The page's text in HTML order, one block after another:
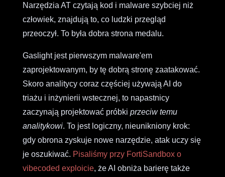
Narzędzia AT czytają kod i malware szybciej niż
człowiek, znajdują to, co ludzki przegląd
przeoczył. To była dobra strona medalu.
Gaslight jest pierwszym malware'em
zaprojektowanym, by tę dobrą stronę zaatakować.
Skoro analitycy coraz częściej używają AI do
triażu i inżynierii wstecznej, to napastnicy
zaczynają projektować próbki przeciw temu
analitykowi. To jest logiczny, nieunikniony krok:
gdy obrona zyskuje nowe narzędzie, atak uczy się
je oszukiwać. Pisaliśmy przy FortiSandbox o
vibecoded exploicie, że AI obniża barierę także